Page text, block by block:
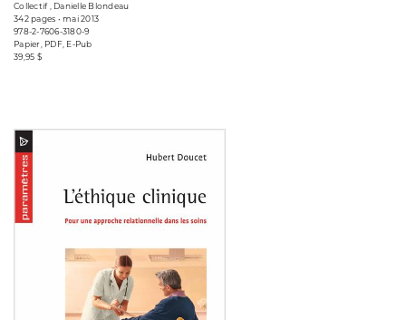
Collectif , Danielle Blondeau
342 pages • mai 2013
978-2-7606-3180-9
Papier, PDF, E-Pub
39,95 $